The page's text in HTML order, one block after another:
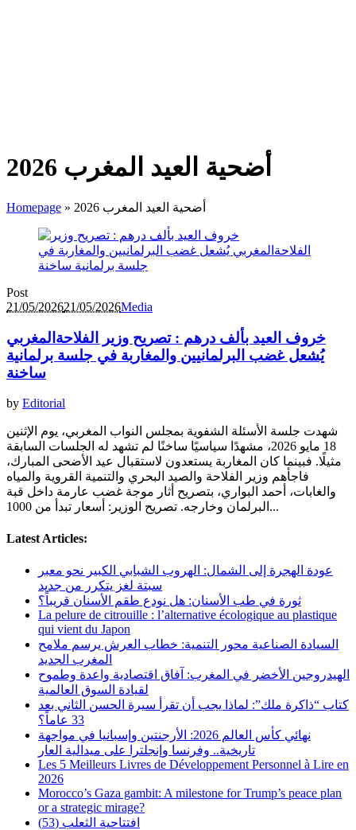
أضحية العيد المغرب 2026
Homepage » أضحية العيد المغرب 2026
Post
21/05/202621/05/2026Media
خروف العيد بألف درهم : تصريح وزير الفلاحةالمغربي
يُشعل غضب البرلمانيين والمغاربة في جلسة برلمانية
ساخنة
by Editorial
شهدت جلسة الأسئلة الشفوية بمجلس النواب المغربي، يوم الإثنين
18 مايو 2026، مشهدًا سياسيًا ساخنًا لم تشهد له الجلسات السابقة
مثيلًا. فبينما كان المغاربة يستعدون لاستقبال عيد الأضحى المبارك،
فاجأهم وزير الفلاحة والصيد البحري والتنمية القروية والمياه
والغابات، أحمد البواري، بتصريح أثار موجة غضب عارمة داخل قبة
البرلمان وخارجه. تصريح الوزير: أسعار تبدأ من 1000...
Latest Articles:
عودة الهجرة إلى الشمال: الهروب الشبابي الكبير نحو معبر
سبتة لغز يتكرر من جديد
ثورة في طب الأسنان: هل نودع طقم الأسنان قريباً؟
La pelure de citrouille : l’alternative écologique au plastique
qui vient du Japon
السيادة الصناعية محور التنمية: خطاب العرش يرسم ملامح
المغرب الجديد
الهيدروجين الأخضر في المغرب: آفاق اقتصادية واعدة وطموح
لقيادة السوق العالمية
كتاب “ذاكرة ملك”: لماذا يجب أن تقرأ سيرة الحسن الثاني بعد
33 عاماً؟
نهائي كأس العالم 2026: الأرجنتين وإسبانيا في مواجهة
تاريخية.. وفرنسا وإنجلترا على ميدالية العار
Les 5 Meilleurs Livres de Développement Personnel à Lire en
2026
Morocco’s Gaza gambit: A milestone for Trump’s peace plan
or a strategic mirage?
افتتاحية الثعلب (53)